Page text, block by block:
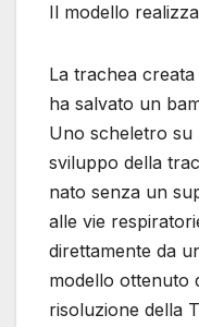
Il modello
La trachea
ha salvato un
Uno scheletro su
sviluppo della
nato senza un
alle vie
direttamente da
modello ottenuto
risoluzione della